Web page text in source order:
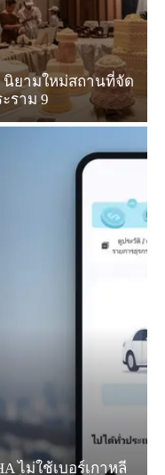
นิยามใหม่สถานที่จัด
ราม 9
ไม่ใช้เบอร์เกาหลี